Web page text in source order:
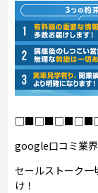
google口コミ業
セールストーク一
け！